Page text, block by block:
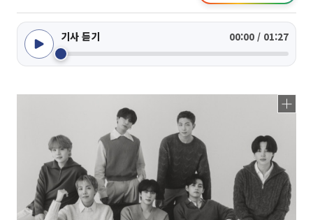
기사 듣기 00:00 / 01:27